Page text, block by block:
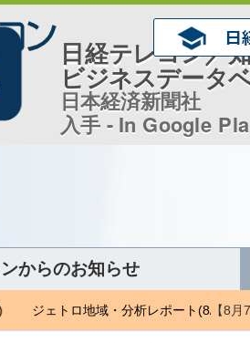
日経テレコン／
ビジネスデータ
日本経済新聞社
入手 - In Google
からのお知らせ
【8月
ジェトロ地域・分析レポート(8/6) 日